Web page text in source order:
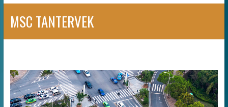
MSC TANTERVEK